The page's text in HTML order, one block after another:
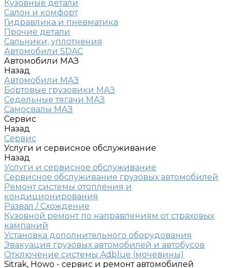
Кузовные детали
Салон и комфорт
Гидравлика и пневматика
Прочие детали
Сальники, уплотнения
Автомобили SDAC
Автомобили МАЗ
Назад
Автомобили МАЗ
Бортовые грузовики МАЗ
Седельные тягачи МАЗ
Самосвалы МАЗ
Сервис
Назад
Сервис
Услуги и сервисное обслуживание
Назад
Услуги и сервисное обслуживание
Сервисное обслуживание грузовых автомобилей
Ремонт системы отопления и
кондиционирования
Развал / Схождение
Кузовной ремонт по направлениям от страховых
кампаний
Установка дополнительного оборудования
Эвакуация грузовых автомобилей и автобусов
Отключение системы Adblue (мочевины)
Sitrak, Howo - сервис и ремонт автомобилей